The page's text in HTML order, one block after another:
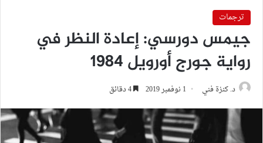
ترجمات
جيمس دورسي: إعادة النظر في
رواية جورج أورويل 1984
د. كنزة فني 1 نوفمبر 2019